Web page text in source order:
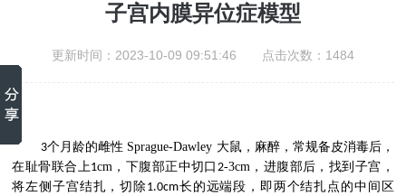
子宫内膜异位症模型
更新时间：2023-10-09 09:51:46 点击次数：1484
3个月龄的雌性 Sprague-Dawley 大鼠，麻醉，常规备皮消毒后，
在耻骨联合上1cm ，下腹部正中切口 2-3cm，进腹部后，找到子宫，
将左侧子宫结扎，切除 1.0cm长的远端段，即两个结扎点的中间区